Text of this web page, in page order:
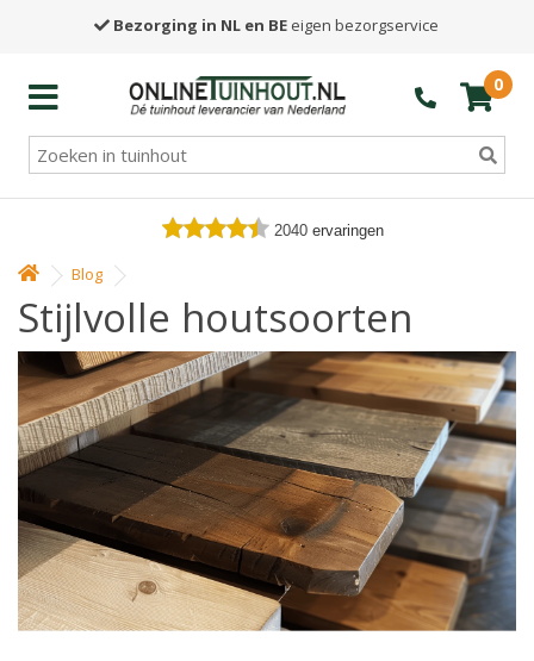
Bezorging in NL en BE eigen bezorgservice
0
2040 ervaringen
Blog
Stijlvolle houtsoorten